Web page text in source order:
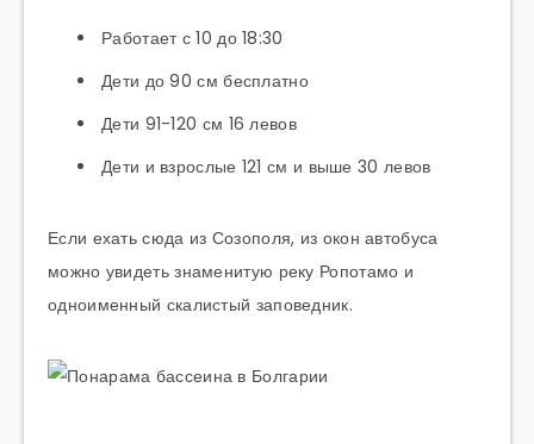
Работает с 10 до 18:30
Дети до 90 см бесплатно
Дети 91-120 см 16 левов
Дети и взрослые 121 см и выше 30 левов
Если ехать сюда из Созополя, из окон автобуса
можно увидеть знаменитую реку Ропотамо и
одноименный скалистый заповедник.